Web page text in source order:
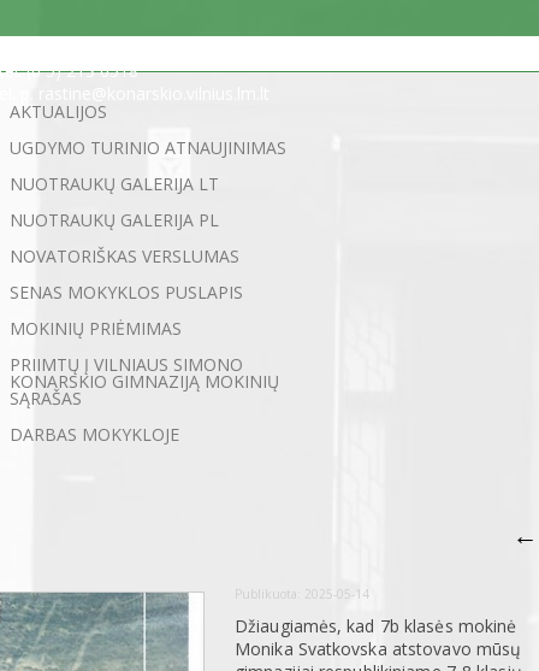
tel. (0 5) 213 0518
AKTUALIJOS
UGDYMO TURINIO ATNAUJINIMAS
NUOTRAUKŲ GALERIJA LT
NUOTRAUKŲ GALERIJA PL
NOVATORIŠKAS VERSLUMAS
SENAS MOKYKLOS PUSLAPIS
MOKINIŲ PRIĖMIMAS
PRIIMTŲ Į VILNIAUS SIMONO
KONARSKIO GIMNAZIJĄ MOKINIŲ
SĄRAŠAS
DARBAS MOKYKLOJE
←
Publikuota: 2025-05-14
Džiaugiamės, kad 7b klasės mokinė
Monika Svatkovska atstovavo mūsų